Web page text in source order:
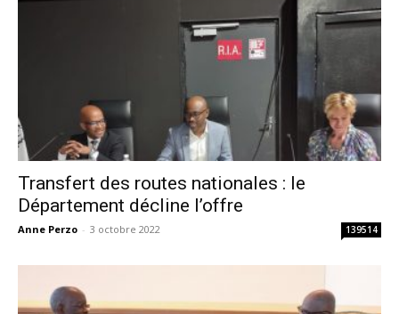
Transfert des routes nationales : le
Département décline l’offre
Anne Perzo - 3 octobre 2022 139514